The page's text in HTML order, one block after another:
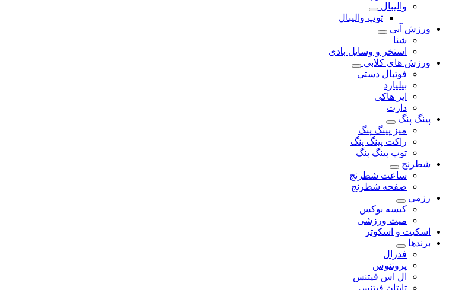
والیبال
توپ والیبال
ورزش آبی
شنا
استخر و وسایل بادی
ورزش های کلابی
فوتبال دستی
بیلیارد
ایر هاکی
دارت
پینگ پنگ
میز پینگ پنگ
راکت پینگ پنگ
توپ پینگ پنگ
شطرنج
ساعت شطرنج
صفحه شطرنج
رزمی
کیسه بوکس
میت ورزشی
اسکیت و اسکوتر
برندها
فدرال
پروتئوس
ال اس فیتنس